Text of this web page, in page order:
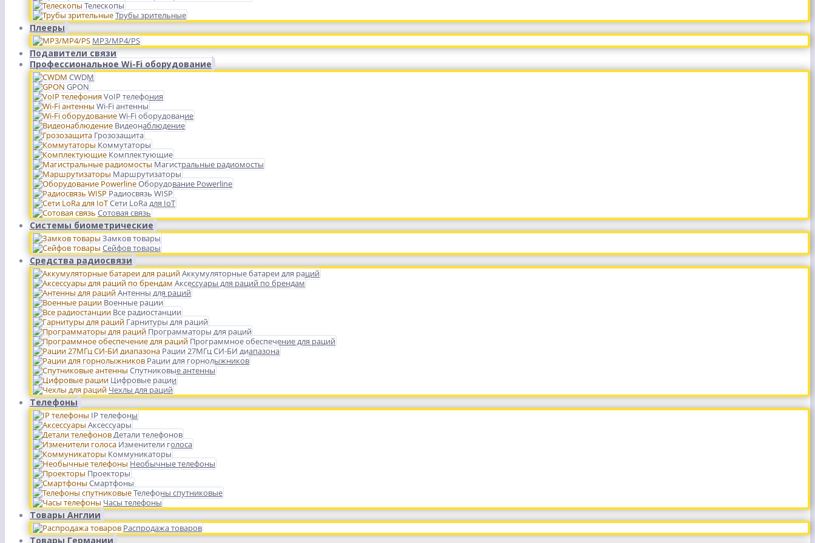
Телескопы
Трубы зрительные
Плееры
MP3/MP4/PS
Подавители связи
Профессиональное Wi-Fi оборудование
CWDM
GPON
VoIP телефония
Wi-Fi антенны
Wi-Fi оборудование
Видеонаблюдение
Грозозащита
Коммутаторы
Комплектующие
Магистральные радиомосты
Маршрутизаторы
Оборудование Powerline
Радиосвязь WISP
Сети LoRa для IoT
Сотовая связь
Системы биометрические
Замков товары
Сейфов товары
Средства радиосвязи
Аккумуляторные батареи для раций
Аксессуары для раций по брендам
Антенны для раций
Военные рации
Все радиостанции
Гарнитуры для раций
Программаторы для раций
Программное обеспечение для раций
Рации 27МГц СИ-БИ диапазона
Рации для горнолыжников
Спутниковые антенны
Цифровые рации
Чехлы для раций
Телефоны
IP телефоны
Аксессуары
Детали телефонов
Изменители голоса
Коммуникаторы
Необычные телефоны
Проекторы
Смартфоны
Телефоны спутниковые
Часы телефоны
Товары Англии
Распродажа товаров
Товары Германии